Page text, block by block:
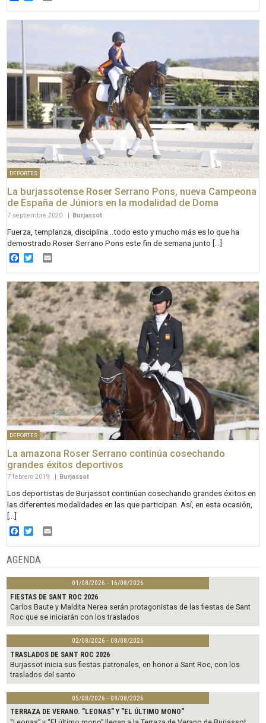
DEPORTES
La burjassotense Roser Serrano Pons, nueva Campeona
de España de Júniors en la modalidad de Doma
7 septiembre 2020 | Burjassot
Fuerza, templanza, disciplina…todo esto y mucho más es lo que ha
demostrado Roser Serrano Pons este fin de semana junto […]
Facebook
Twitter
DEPORTES
La amazona Roser Serrano continúa cosechando
grandes éxitos deportivos
7 febrero 2019 Burjassot
Los deportistas de Burjassot continúan cosechando grandes éxitos en
las diferentes modalidades en las que participan. Así, en esta ocasión,
[…]
Facebook
Twitter
AGENDA
01/08/2026 - 16/08/2026
FIESTAS DE SANT ROC 2026
Carlos Baute y Maldita Nerea serán protagonistas de las fiestas de Sant
Roc que se iniciarán con los traslados
02/08/2026 - 08/08/2026
TRASLADOS DE SANT ROC 2026
Burjassot inicia sus fiestas patronales, en honor a Sant Roc, con los
traslados del santo
05/08/2026 - 09/08/2026
TERRAZA DE VERANO. "LEONAS" Y "EL ÚLTIMO MONO"